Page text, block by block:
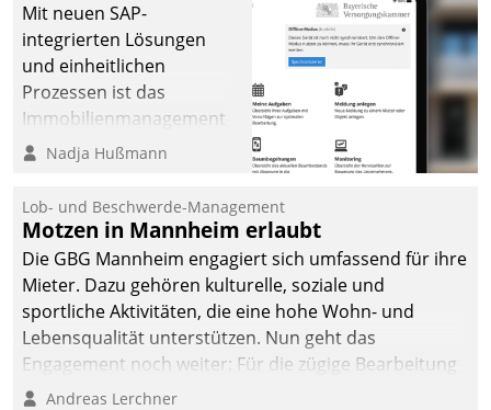
Mit neuen SAP-
integrierten Lösungen
und einheitlichen
Prozessen ist das
Immobilienmanagement
der Bayerischen
Ressort Kapitalanlage für
künftige Aufgaben und
Herausforderungen
gerüstet.
Nadja Hußmann
Lob- und Beschwerde-Management
Motzen in Mannheim erlaubt
Die GBG Mannheim engagiert sich umfassend für ihre
Mieter. Dazu gehören kulturelle, soziale und
sportliche Aktivitäten, die eine hohe Wohn- und
Lebensqualität unterstützen. Nun geht das
Engagement noch weiter: Für die zügige Bearbeitung
von Beschwerden – oder Lob – richtet das
Andreas Lerchner